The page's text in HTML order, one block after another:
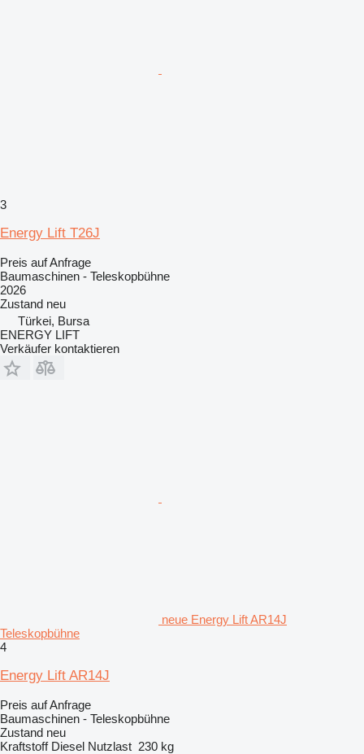
3
Energy Lift T26J
Preis auf Anfrage
Baumaschinen - Teleskopbühne
2026
Zustand neu
Türkei, Bursa
ENERGY LIFT
Verkäufer kontaktieren
neue Energy Lift AR14J
Teleskopbühne
4
Energy Lift AR14J
Preis auf Anfrage
Baumaschinen - Teleskopbühne
Zustand neu
Kraftstoff Diesel Nutzlast 230 kg